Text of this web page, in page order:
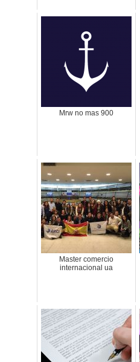
Mrw no mas 900
Master comercio
internacional ua